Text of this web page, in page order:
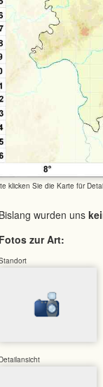
klicken Sie die Karte für
wurden uns
zur Art: